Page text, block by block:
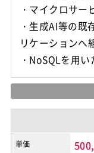
・マイクロサ
・生成AI等の
リケーションへ
・NoSQLを用
単価